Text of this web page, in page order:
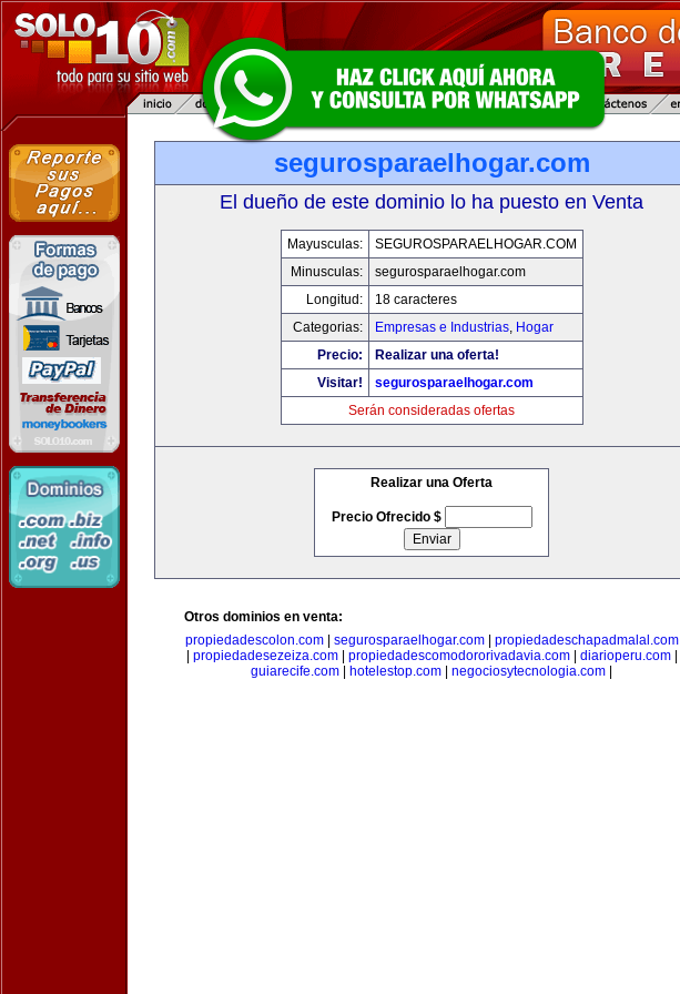
segurosparaelhogar.com
El dueño de este dominio lo ha puesto en Venta
Mayusculas:
SEGUROSPARAELHOGAR.COM
Minusculas:
segurosparaelhogar.com
Longitud:
18 caracteres
Categorias:
Empresas e Industrias, Hogar
Precio:
Realizar una oferta!
Visitar!
segurosparaelhogar.com
Serán consideradas ofertas
Realizar una Oferta
Precio Ofrecido $
Otros dominios en venta:
propiedadescolon.com| segurosparaelhogar.com| propiedadeschapadmalal.com
propiedadesezeiza.com| propiedadescomodororivadavia.com| diarioperu.com|
guiarecife.com
hotelestop.com negociosytecnologia.com